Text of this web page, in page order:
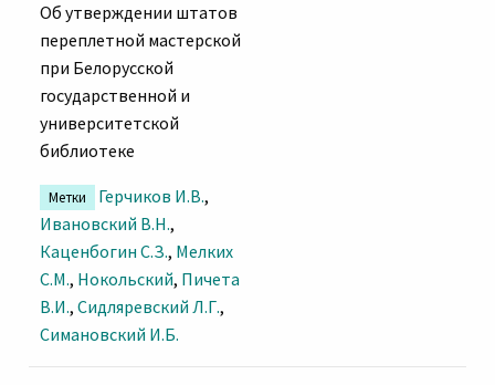
Об утверждении штатов
переплетной мастерской
при Белорусской
государственной и
университетской
библиотеке
Метки Герчиков И.В.,
Ивановский В.Н.,
Каценбогин С.З., Мелких
С.М., Нокольский, Пичета
В.И., Сидляревский Л.Г.,
Симановский И.Б.